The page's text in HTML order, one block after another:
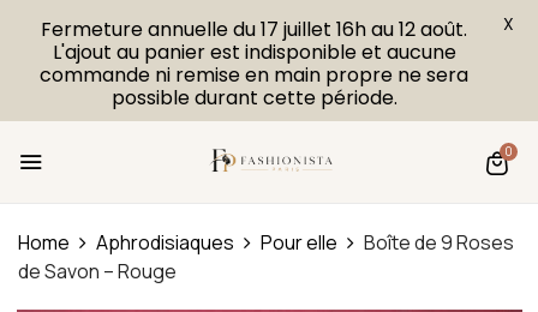
0
Home Aphrodisiaques Pour elle
Boîte de 9 Roses
de Savon – Rouge
Fermeture annuelle du 17 juillet 16h au 12 août.
L'ajout au panier est indisponible et aucune
commande ni remise en main propre ne sera
possible durant cette période.
X